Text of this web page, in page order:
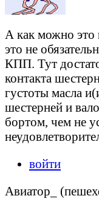
А как можно это
это не
КПП. Тут
контакта
густоты масла
шестерней и
бортом, чем не
войти
Авиатор_